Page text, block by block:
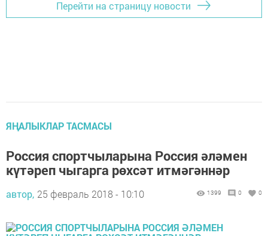
Перейти на страницу новости
ЯҢАЛЫКЛАР ТАСМАСЫ
Россия спортчыларына Россия әләмен
күтәреп чыгарга рөхсәт итмәгәннәр
автор, 25 февраль 2018 - 10:10 1399 0 0